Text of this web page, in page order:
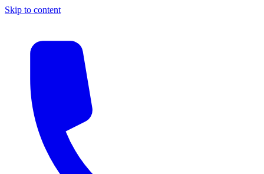
Skip to content